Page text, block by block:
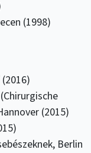
(1998)
(2015)
Berlin